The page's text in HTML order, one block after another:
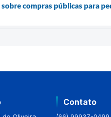
compras públicas para
Contato